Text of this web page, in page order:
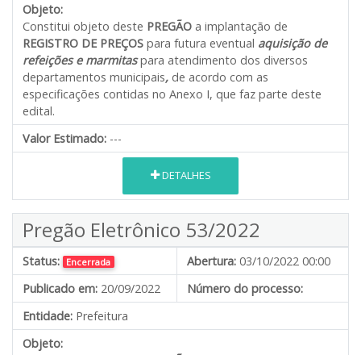
Objeto:
Constitui objeto deste PREGÃO a implantação de
REGISTRO DE PREÇOS para futura eventual aquisição de
refeições e marmitaspara atendimento dos diversos
departamentos municipais, de acordo com as
especificações contidas no Anexo I, que faz parte deste
edital.
Valor Estimado: ---
DETALHES
Pregão Eletrônico 53/2022
Status: Encerrada Abertura: 03/10/2022 00:00
Publicado em: 20/09/2022
Número do processo:
Entidade: Prefeitura
Objeto: